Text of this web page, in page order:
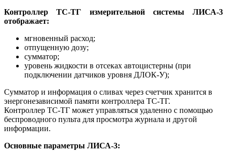
Контроллер ТС-ТГ измерительной системы ЛИСА-3
отображает:
мгновенный расход;
отпущенную дозу;
сумматор;
уровень жидкости в отсеках автоцистерны (при
подключении датчиков уровня ДЛОК-У);
Сумматор и информация о сливах через счетчик хранится в
энергонезависимой памяти контроллера ТС-ТГ.
Контроллер ТС-ТГ может управляться удаленно с помощью
беспроводного пульта для просмотра журнала и другой
информации.
Основные параметры ЛИСА-3: